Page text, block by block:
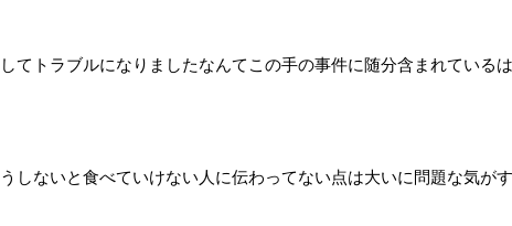
てトラブルになりましたなんてこの手の事件に随分含まれている
しないと食べていけない人に伝わってない点は大いに問題な気がす